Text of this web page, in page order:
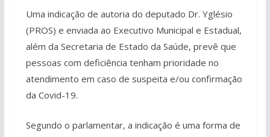
Uma indicação de autoria do deputado Dr. Yglésio
(PROS) e enviada ao Executivo Municipal e Estadual,
além da Secretaria de Estado da Saúde, prevê que
pessoas com deficiência tenham prioridade no
atendimento em caso de suspeita e/ou confirmação
da Covid-19.
Segundo o parlamentar, a indicação é uma forma de